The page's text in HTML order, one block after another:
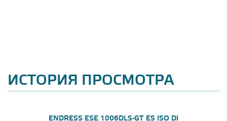
ИСТОРИЯ ПРОСМОТРА
ENDRESS ESE 1006DLS-GT ES ISO DI